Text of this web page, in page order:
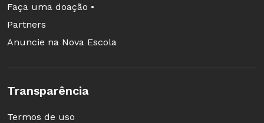
Faça uma doação •
Partners
Anuncie na Nova Escola
Transparência
Termos de uso